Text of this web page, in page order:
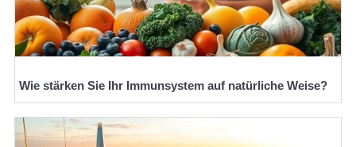
Wie stärken Sie Ihr Immunsystem auf natürliche Weise?